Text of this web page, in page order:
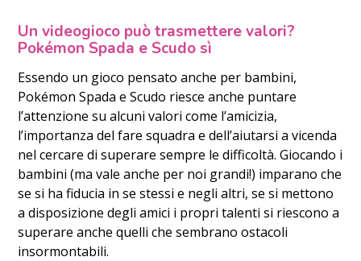
Un videogioco può trasmettere valori?
Pokémon Spada e Scudo sì
Essendo un gioco pensato anche per bambini,
Pokémon Spada e Scudo riesce anche puntare
l’attenzione su alcuni valori come l’amicizia,
l’importanza del fare squadra e dell’aiutarsi a vicenda
nel cercare di superare sempre le difficoltà. Giocando i
bambini (ma vale anche per noi grandi!) imparano che
se si ha fiducia in se stessi e negli altri, se si mettono
a disposizione degli amici i propri talenti si riescono a
superare anche quelli che sembrano ostacoli
insormontabili.